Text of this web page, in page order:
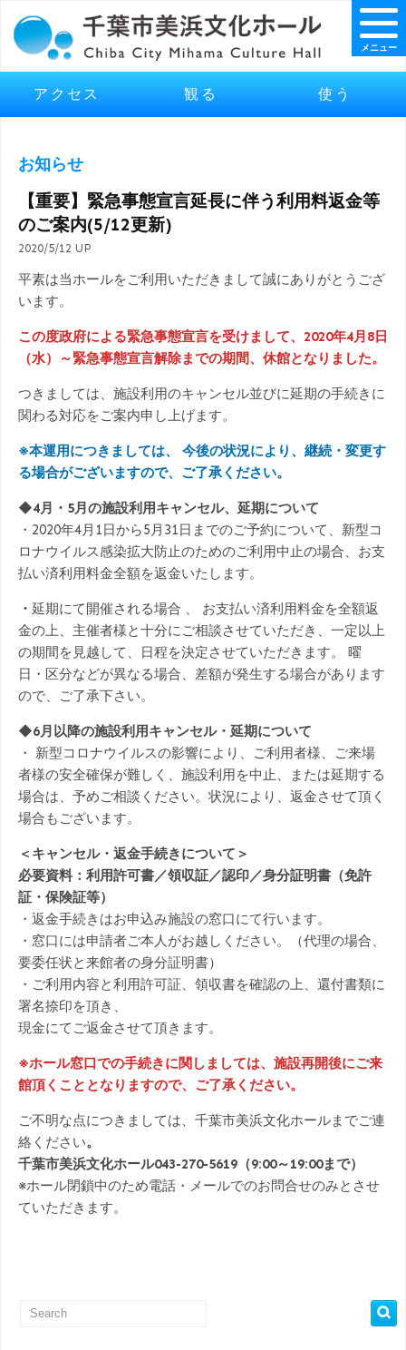
アクセス 観る 使う
メニュー
お知らせ
【重要】緊急事態宣言延長に伴う利用料返金等
のご案内(5/12更新)
2020/5/12 UP
平素は当ホールをご利用いただきまして誠にありがとうござ
います。
この度政府による緊急事態宣言を受けまして、2020年4月8日
（水）～緊急事態宣言解除までの期間、休館となりました。
つきましては、施設利用のキャンセル並びに延期の手続きに
関わる対応をご案内申し上げます。
※本運用につきましては、 今後の状況により、継続・変更す
る場合がございますので、ご了承ください。
◆4月・5月の施設利用キャンセル、延期について
・2020年4月1日から5月31日までのご予約について、新型コ
ロナウイルス感染拡大防止のためのご利用中止の場合、お支
払い済利用料金全額を返金いたします。
・ 延期にて開催される場合 、 お支払い済利用料金を全額返
金の上、主催者様と十分にご相談させていただき、一定以上
の期間を見越して、日程を決定させていただきます。 曜
日・区分などが異なる場合、差額が発生する場合があります
ので、ご了承下さい。
◆6月以降の施設利用キャンセル・延期について
・ 新型コロナウイルスの影響により、ご利用者様、ご来場
者様の安全確保が難しく、施設利用を中止、または延期する
場合は、予めご相談ください。状況により、返金させて頂く
場合もございます。
＜キャンセル・返金手続きについて＞
必要資料：利用許可書／領収証／認印／身分証明書（免許
証・保険証等）
・返金手続きはお申込み施設の窓口にて行います。
・窓口には申請者ご本人がお越しください。（代理の場合、
要委任状と来館者の身分証明書）
・ご利用内容と利用許可証、領収書を確認の上、還付書類に
署名捺印を頂き、
現金にてご返金させて頂きます。
※ホール窓口での手続きに関しましては、施設再開後にご来
館頂くこととなりますので、ご了承ください。
ご不明な点につきましては、千葉市美浜文化ホールまでご連
絡ください。
千葉市美浜文化ホール043-270-5619（9:00～19:00まで）
※ホール閉鎖中のため電話・メールでのお問合せのみとさせ
ていただきます。